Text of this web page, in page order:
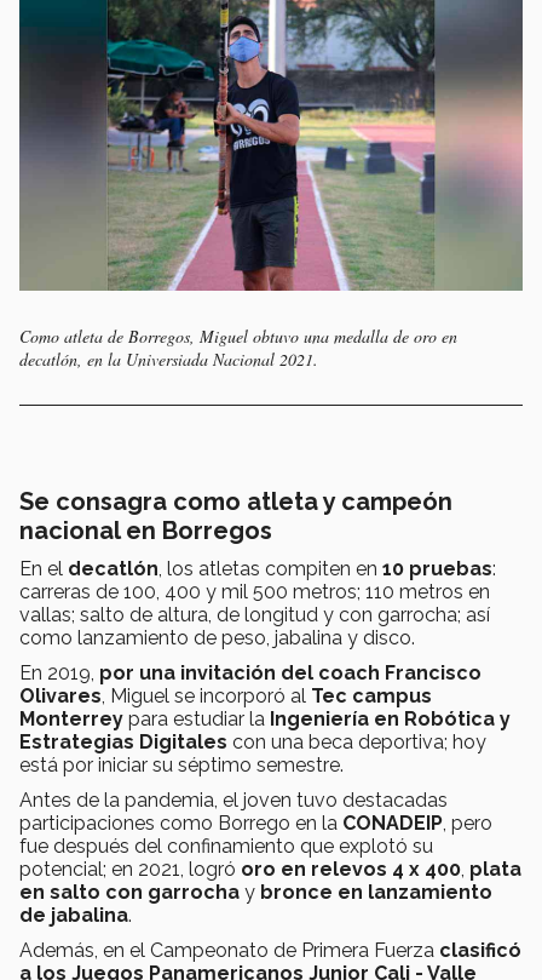
Como atleta de Borregos, Miguel obtuvo una medalla de oro en
decatlón, en la Universiada Nacional 2021.
Se consagra como atleta y campeón
nacional en Borregos
En el decatlón, los atletas compiten en 10 pruebas:
carreras de 100, 400 y mil 500 metros; 110 metros en
vallas; salto de altura, de longitud y con garrocha; así
como lanzamiento de peso, jabalina y disco.
En 2019, por una invitación del coach Francisco
Olivares, Miguel se incorporó al Tec campus
Monterrey para estudiar la Ingeniería en Robótica y
Estrategias Digitales con una beca deportiva; hoy
está por iniciar su séptimo semestre.
Antes de la pandemia, el joven tuvo destacadas
participaciones como Borrego en la CONADEIP, pero
fue después del confinamiento que explotó su
potencial; en 2021, logró oro en relevos 4 x 400, plata
en salto con garrocha y bronce en lanzamiento
de jabalina.
Además, en el Campeonato de Primera Fuerza clasificó
a los Juegos Panamericanos Junior Cali - Valle